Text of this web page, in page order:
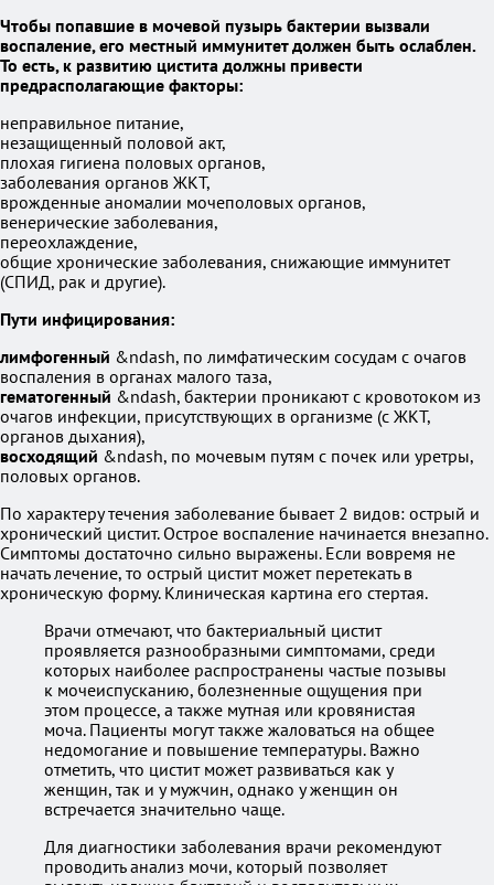
Чтобы попавшие в мочевой пузырь бактерии вызвали
воспаление, его местный иммунитет должен быть ослаблен.
То есть, к развитию цистита должны привести
предрасполагающие факторы:
неправильное питание,
незащищенный половой акт,
плохая гигиена половых органов,
заболевания органов ЖКТ,
врожденные аномалии мочеполовых органов,
венерические заболевания,
переохлаждение,
общие хронические заболевания, снижающие иммунитет
(СПИД, рак и другие).
Пути инфицирования:
лимфогенный &ndash, по лимфатическим сосудам с очагов
воспаления в органах малого таза,
гематогенный &ndash, бактерии проникают с кровотоком из
очагов инфекции, присутствующих в организме (с ЖКТ,
органов дыхания),
восходящий &ndash, по мочевым путям с почек или уретры,
половых органов.
По характеру течения заболевание бывает 2 видов: острый и
хронический цистит. Острое воспаление начинается внезапно.
Симптомы достаточно сильно выражены. Если вовремя не
начать лечение, то острый цистит может перетекать в
хроническую форму. Клиническая картина его стертая.
Врачи отмечают, что бактериальный цистит
проявляется разнообразными симптомами, среди
которых наиболее распространены частые позывы
к мочеиспусканию, болезненные ощущения при
этом процессе, а также мутная или кровянистая
моча. Пациенты могут также жаловаться на общее
недомогание и повышение температуры. Важно
отметить, что цистит может развиваться как у
женщин, так и у мужчин, однако у женщин он
встречается значительно чаще.
Для диагностики заболевания врачи рекомендуют
проводить анализ мочи, который позволяет